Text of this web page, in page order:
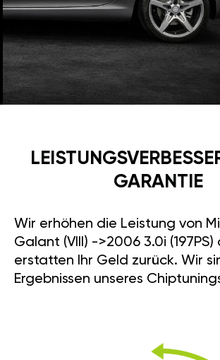
GARANTIE
Wir erhöhen die Leistung von
Galant (VIII) ->2006 3.0i (197PS)
erstatten Ihr Geld zurück. Wir
Ergebnissen unseres